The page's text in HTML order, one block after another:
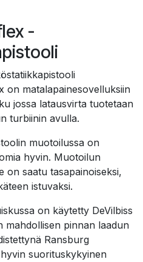
-
on matalapainesovelluksiin
jossa latausvirta tuotetaan
turbiinin avulla.
muotoilussa on
hyvin. Muotoilun
on saatu tasapainoiseksi,
istuvaksi.
on käytetty DeVilbiss
mahdollisen pinnan laadun
Ransburg
suorituskykyinen